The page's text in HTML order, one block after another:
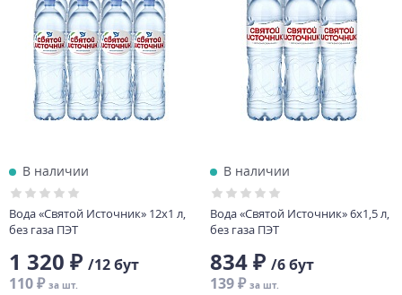
В наличии
Вода «Святой Источник» 12х1 л,
без газа ПЭТ
1 320 ₽ /12 бут
110 ₽ за шт.
В наличии
Вода «Святой Источник» 6х1,5 л,
без газа ПЭТ
834 ₽ /6 бут
139 ₽ за шт.